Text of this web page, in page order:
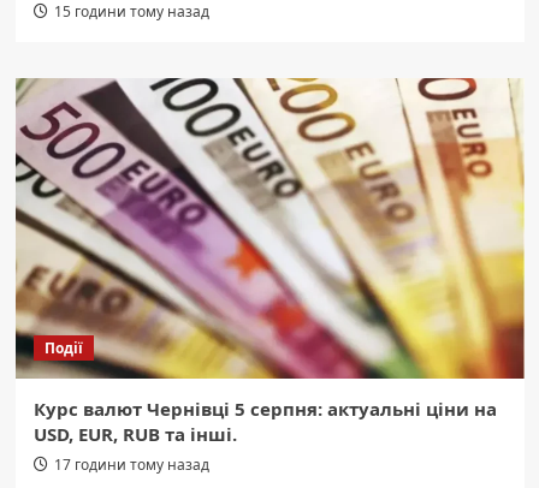
15 години тому назад
Події
Курс валют Чернівці 5 серпня: актуальні ціни на
USD, EUR, RUB та інші.
17 години тому назад